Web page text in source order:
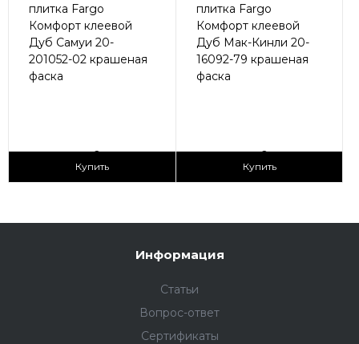
плитка Fargo
Комфорт клеевой
Дуб Самуи 20-
201052-02 крашеная
фаска
2
Купить
плитка Fargo
Комфорт клеевой
Дуб Мак-Кинли 20-
16092-79 крашеная
фаска
2
Купить
Информация
Статьи
Вопрос-ответ
Сертификаты